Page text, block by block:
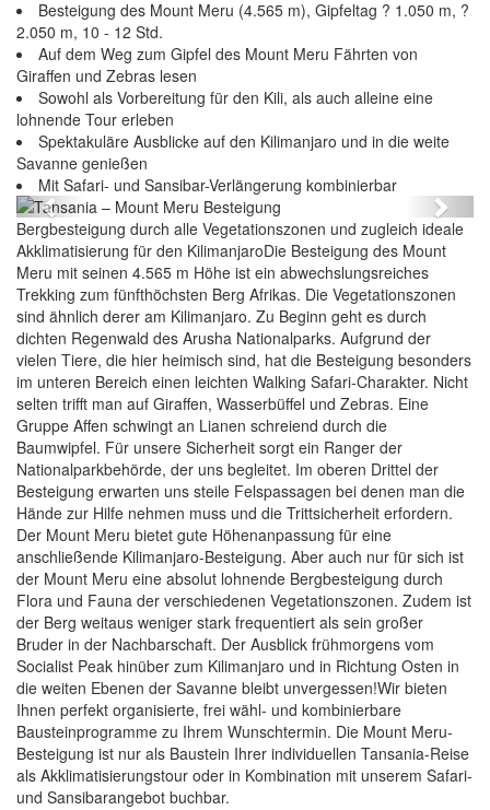
Besteigung des Mount Meru (4.565 m), Gipfeltag ? 1.050 m, ?
2.050 m, 10 - 12 Std.
Auf dem Weg zum Gipfel des Mount Meru Fährten von
Giraffen und Zebras lesen
Sowohl als Vorbereitung für den Kili, als auch alleine eine
lohnende Tour erleben
Spektakuläre Ausblicke auf den Kilimanjaro und in die weite
Savanne genießen
Mit Safari- und Sansibar-Verlängerung kombinierbar
Tansania – Mount Meru Besteigung
Previous Next
Bergbesteigung durch alle Vegetationszonen und zugleich ideale
Akklimatisierung für den KilimanjaroDie Besteigung des Mount
Meru mit seinen 4.565 m Höhe ist ein abwechslungsreiches
Trekking zum fünfthöchsten Berg Afrikas. Die Vegetationszonen
sind ähnlich derer am Kilimanjaro. Zu Beginn geht es durch
dichten Regenwald des Arusha Nationalparks. Aufgrund der
vielen Tiere, die hier heimisch sind, hat die Besteigung besonders
im unteren Bereich einen leichten Walking Safari-Charakter. Nicht
selten trifft man auf Giraffen, Wasserbüffel und Zebras. Eine
Gruppe Affen schwingt an Lianen schreiend durch die
Baumwipfel. Für unsere Sicherheit sorgt ein Ranger der
Nationalparkbehörde, der uns begleitet. Im oberen Drittel der
Besteigung erwarten uns steile Felspassagen bei denen man die
Hände zur Hilfe nehmen muss und die Trittsicherheit erfordern.
Der Mount Meru bietet gute Höhenanpassung für eine
anschließende Kilimanjaro-Besteigung. Aber auch nur für sich ist
der Mount Meru eine absolut lohnende Bergbesteigung durch
Flora und Fauna der verschiedenen Vegetationszonen. Zudem ist
der Berg weitaus weniger stark frequentiert als sein großer
Bruder in der Nachbarschaft. Der Ausblick frühmorgens vom
Socialist Peak hinüber zum Kilimanjaro und in Richtung Osten in
die weiten Ebenen der Savanne bleibt unvergessen!Wir bieten
Ihnen perfekt organisierte, frei wähl- und kombinierbare
Bausteinprogramme zu Ihrem Wunschtermin. Die Mount Meru-
Besteigung ist nur als Baustein Ihrer individuellen Tansania-Reise
als Akklimatisierungstour oder in Kombination mit unserem Safari-
und Sansibarangebot buchbar.